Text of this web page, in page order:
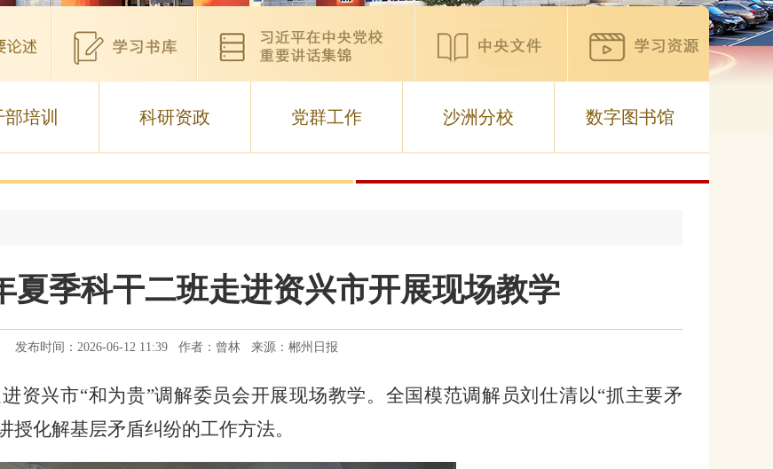
部培训 科研资政 党群工作 沙洲分校 数字图书馆
夏季科干二班走进资兴市开展现场教学
发布时间：2026-06-12 11:39 作者：曾林 来源：郴州日报
资兴市“和为贵”调解委员会开展现场教学。全国模范调解员刘仕清以“抓主要矛
化解基层矛盾纠纷的工作方法。